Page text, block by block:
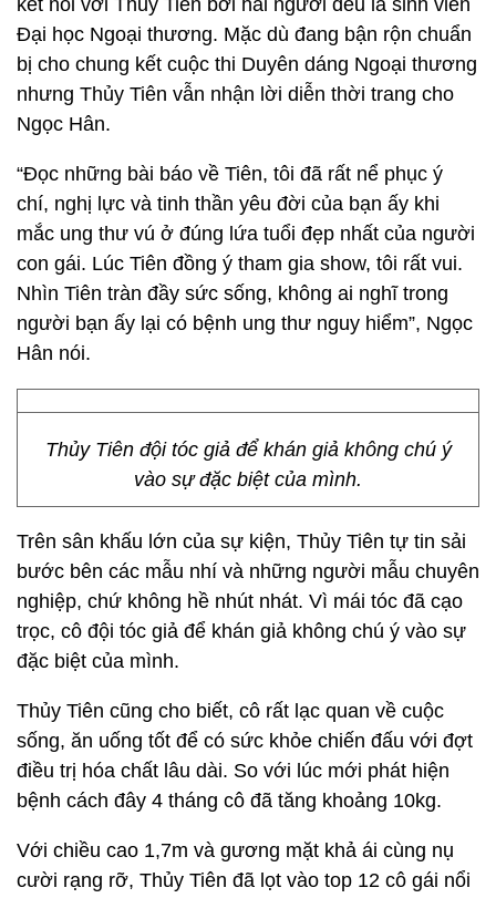
kết nối với Thủy Tiên bởi hai người đều là sinh viên
Đại học Ngoại thương. Mặc dù đang bận rộn chuẩn
bị cho chung kết cuộc thi Duyên dáng Ngoại thương
nhưng Thủy Tiên vẫn nhận lời diễn thời trang cho
Ngọc Hân.
“Đọc những bài báo về Tiên, tôi đã rất nể phục ý
chí, nghị lực và tinh thần yêu đời của bạn ấy khi
mắc ung thư vú ở đúng lứa tuổi đẹp nhất của người
con gái. Lúc Tiên đồng ý tham gia show, tôi rất vui.
Nhìn Tiên tràn đầy sức sống, không ai nghĩ trong
người bạn ấy lại có bệnh ung thư nguy hiểm”, Ngọc
Hân nói.
Thủy Tiên đội tóc giả để khán giả không chú ý
vào sự đặc biệt của mình.
Trên sân khấu lớn của sự kiện, Thủy Tiên tự tin sải
bước bên các mẫu nhí và những người mẫu chuyên
nghiệp, chứ không hề nhút nhát. Vì mái tóc đã cạo
trọc, cô đội tóc giả để khán giả không chú ý vào sự
đặc biệt của mình.
Thủy Tiên cũng cho biết, cô rất lạc quan về cuộc
sống, ăn uống tốt để có sức khỏe chiến đấu với đợt
điều trị hóa chất lâu dài. So với lúc mới phát hiện
bệnh cách đây 4 tháng cô đã tăng khoảng 10kg.
Với chiều cao 1,7m và gương mặt khả ái cùng nụ
cười rạng rỡ, Thủy Tiên đã lọt vào top 12 cô gái nổi